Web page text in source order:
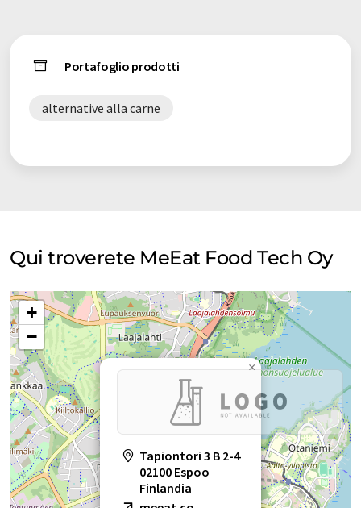
Portafoglio prodotti
alternative alla carne
Qui troverete MeEat Food Tech Oy
Tapiontori 3 B 2-4
02100 Espoo
Finlandia
×
+
−